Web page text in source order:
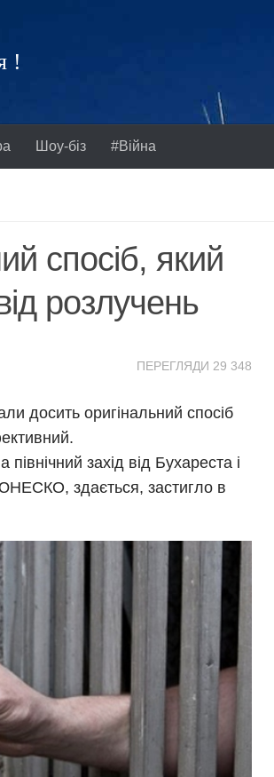
!
Шоу-біз #Війна
спосіб, який
розлучень
ПЕРЕГЛЯДИ 29 348
досить оригінальний спосіб
захід від Бухареста і
здається, застигло в